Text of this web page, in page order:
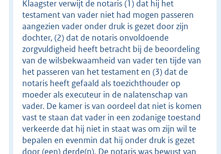
Klaagster verwijt de notaris (1) dat hij het
testament van vader niet had mogen passeren
aangezien vader onder druk is gezet door zijn
dochter, (2) dat de notaris onvoldoende
zorgvuldigheid heeft betracht bij de beoordeling
van de wilsbekwaamheid van vader ten tijde van
het passeren van het testament en (3) dat de
notaris heeft gefaald als toezichthouder op
moeder als executeur in de nalatenschap van
vader. De kamer is van oordeel dat niet is komen
vast te staan dat vader in een zodanige toestand
verkeerde dat hij niet in staat was om zijn wil te
bepalen en evenmin dat hij onder druk is gezet
door (een) derde(n). De notaris was bewust van